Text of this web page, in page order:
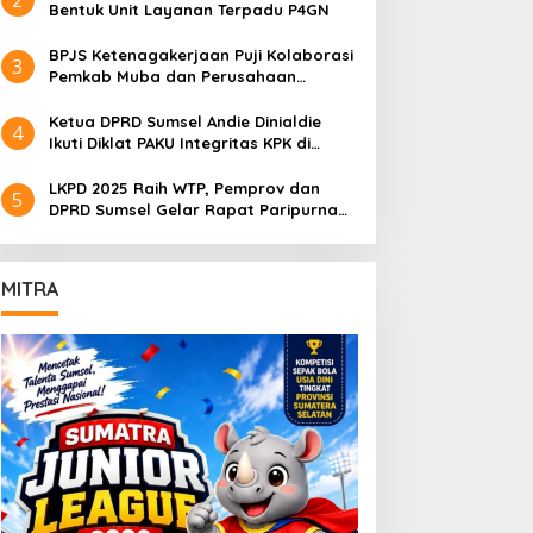
Bentuk Unit Layanan Terpadu P4GN
3
BPJS Ketenagakerjaan Puji Kolaborasi
Pemkab Muba dan Perusahaan
4
Ketua DPRD Sumsel Andie Dinialdie
Ikuti Diklat PAKU Integritas KPK di
5
LKPD 2025 Raih WTP, Pemprov dan
DPRD Sumsel Gelar Rapat Paripurna
MITRA